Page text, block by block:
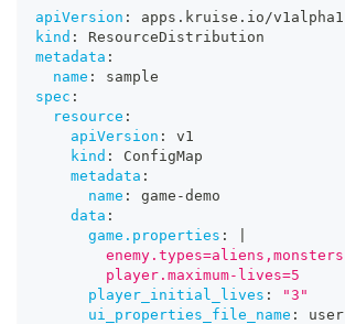
apiVersion :
apps.kruise.io/v1alpha1
kind :
ResourceDistribution
metadata :
name :
sample
spec :
resource :
apiVersion :
v1
kind :
ConfigMap
metadata :
name : game -demo
data :
game.properties :
        enemy.types=aliens,monsters
        player.maximum-lives=5
player_initial_lives :
"3"
ui_properties_file_name : user